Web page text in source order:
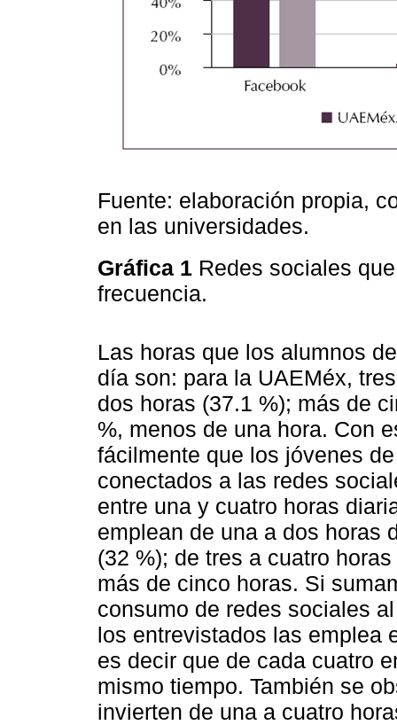
Fuente: elaboración propia,
en las universidades.
Gráfica 1 Redes sociales
frecuencia.
Las horas que los alumnos
día son: para la UAEMéx,
dos horas (37.1 %); más de
%, menos de una hora. Con
fácilmente que los jóvenes
conectados a las redes
entre una y cuatro horas
emplean de una a dos horas
(32 %); de tres a cuatro
más de cinco horas. Si
consumo de redes sociales
los entrevistados las emplea
es decir que de cada cuatro
mismo tiempo. También se
invierten de una a cuatro